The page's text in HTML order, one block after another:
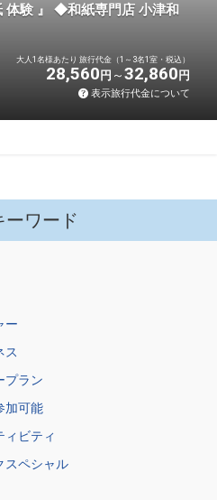
体験 』 ◆和紙専門店 小津和
大人1名様あたり 旅行代金（1～3名1室・税込）
28,560 円 32,860 円
表示旅行代金について
ーワード
ー
ス
プラン
加可能
ィビティ
スペシャル